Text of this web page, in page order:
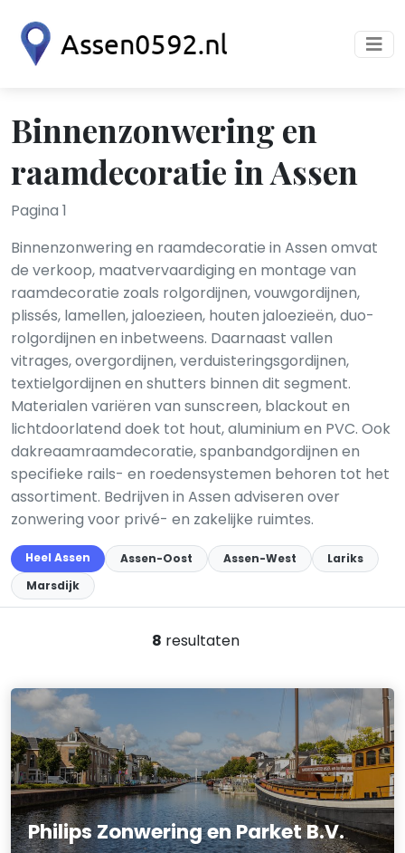
Binnenzonwering en
raamdecoratie in Assen
Pagina 1
Binnenzonwering en raamdecoratie in Assen omvat
de verkoop, maatvervaardiging en montage van
raamdecoratie zoals rolgordijnen, vouwgordijnen,
plissés, lamellen, jaloezieen, houten jaloezieën, duo-
rolgordijnen en inbetweens. Daarnaast vallen
vitrages, overgordijnen, verduisteringsgordijnen,
textielgordijnen en shutters binnen dit segment.
Materialen variëren van sunscreen, blackout en
lichtdoorlatend doek tot hout, aluminium en PVC. Ook
dakreaamraamdecoratie, spanbandgordijnen en
specifieke rails- en roedensystemen behoren tot het
assortiment. Bedrijven in Assen adviseren over
zonwering voor privé- en zakelijke ruimtes.
Heel Assen Assen-Oost Assen-West
Lariks
Marsdijk
8 resultaten
Philips Zonwering en Parket B.V.